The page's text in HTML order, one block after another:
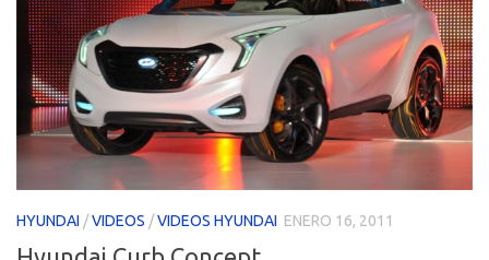
HYUNDAI /VIDEOS /VIDEOS HYUNDAI ENERO 16, 2011